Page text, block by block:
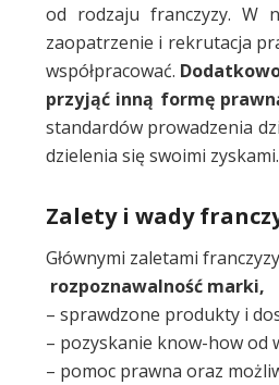
od rodzaju franczyzy. W
zaopatrzenie i rekrutacja
współpracować.
przyjąć inną formę
standardów prowadzenia
dzielenia się swoimi zyskami.
Zalety i wady
Głównymi zaletami
rozpoznawalność marki,
– sprawdzone produkty i
– pozyskanie know-how od
– pomoc prawna oraz